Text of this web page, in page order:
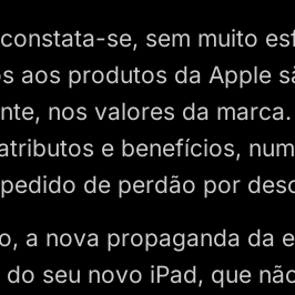
se, sem muito
aos produtos da Apple
nos valores da
e benefícios,
de perdão por
a nova propaganda da
seu novo iPad, que